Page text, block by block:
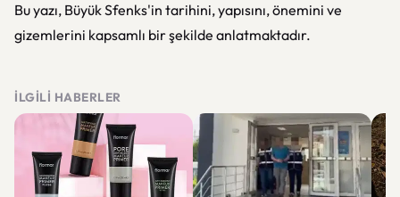
Bu yazı, Büyük Sfenks'in tarihini, yapısını, önemini ve
gizemlerini kapsamlı bir şekilde anlatmaktadır.
İLGILI HABERLER